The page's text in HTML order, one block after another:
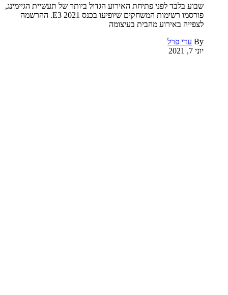
שבוע בלבד לפני פתיחת האירוע הגדול ביותר של תעשיית הגיימינג,
פורסמו רשימות המשחקים שיופיעו בכנס E3 2021. ההרשמה
לצפייה באירוע מהבית בעיצומה
By עדי פרל
יוני 7, 2021